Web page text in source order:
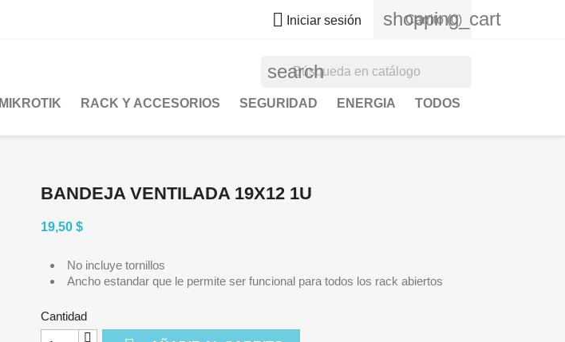
 Iniciar sesión shopping_cart
Carrito (0)
search
MIKROTIK RACK Y ACCESORIOS SEGURIDAD ENERGIA TODOS
BANDEJA VENTILADA 19X12 1U
19,50 $
No incluye tornillos
Ancho estandar que le permite ser funcional para todos los rack abiertos
Cantidad